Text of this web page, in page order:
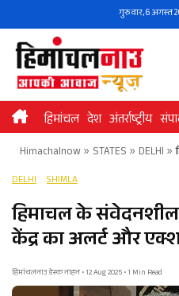
to
content
गुरुवार, 6 अगस्त
हिमांचल देश अंतर्राष्ट्रीय
Himachalnow» STATES » DELHI »
DELHI SHIMLA
हिमाचल के
केंद्र का अलर्ट और
हिमांचलनाउ डेस्क नाहन • 12 Aug 2025 • 1 Min Read